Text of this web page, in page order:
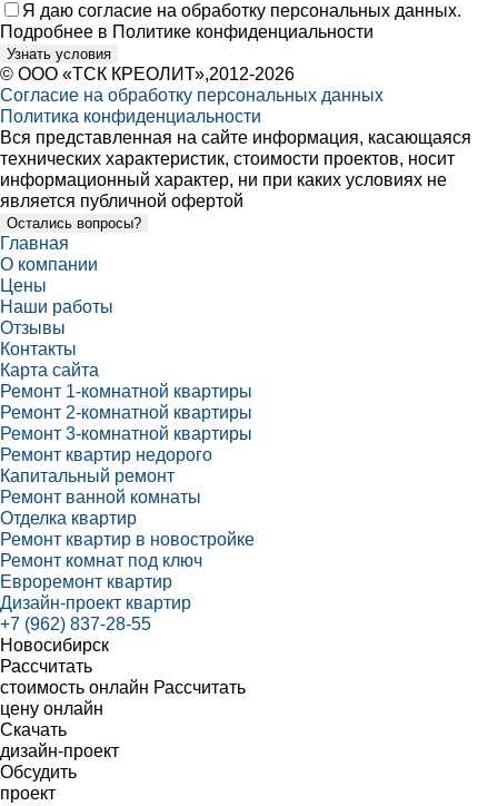
Я даю согласие на обработку персональных данных.
Подробнее в Политике конфиденциальности
Узнать условия
© ООО «ТСК КРЕОЛИТ»,2012-2026
Согласие на обработку персональных данных
Политика конфиденциальности
Вся представленная на сайте информация, касающаяся
технических характеристик, стоимости проектов, носит
информационный характер, ни при каких условиях не
является публичной офертой
Остались вопросы?
Главная
О компании
Цены
Наши работы
Отзывы
Контакты
Карта сайта
Ремонт 1-комнатной квартиры
Ремонт 2-комнатной квартиры
Ремонт 3-комнатной квартиры
Ремонт квартир недорого
Капитальный ремонт
Ремонт ванной комнаты
Отделка квартир
Ремонт квартир в новостройке
Ремонт комнат под ключ
Евроремонт квартир
Дизайн-проект квартир
+7 (962) 837-28-55
Новосибирск
Рассчитать
стоимость онлайн Рассчитать
цену онлайн
Скачать
дизайн-проект
Обсудить
проект